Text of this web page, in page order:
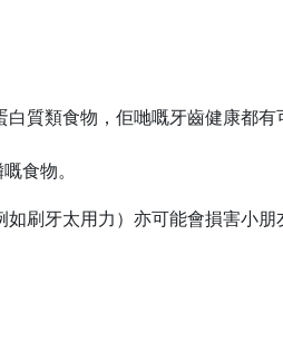
質類食物，佢哋嘅牙齒健康都有
食物。
刷牙太用力）亦可能會損害小